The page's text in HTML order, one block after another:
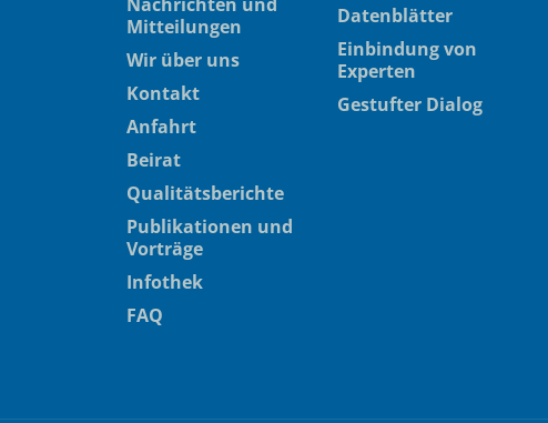
Mitteilungen
Wir über uns
Kontakt
Anfahrt
Beirat
Qualitätsberichte
Publikationen und
Vorträge
Infothek
FAQ
Datenblätter
Einbindung von
Experten
Gestufter Dialog